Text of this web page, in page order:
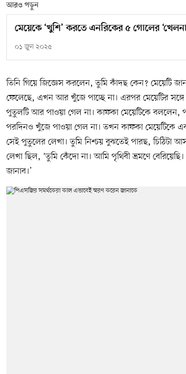
আরও পড়ুন
মেয়েকে ‘খুশি’ করতে এনরিকের ৫ গোলের
০১ জুন ২০২৫
তিনি গিয়ে জিজ্ঞেস করলেন, তুমি কাঁদছ কেন? মেয়েটি
ফেলেছে, এখন আর খুঁজে পাচ্ছে না। এরপর মেয়েটির
পুতুলটি আর পাওয়া গেল না। কাফকা মেয়েটিকে
পরদিনও খুঁজে পাওয়া গেল না। তখন কাফকা মেয়েটিকে
সেই পুতুলের লেখা। তুমি নিশ্চয় বুঝতেই পারছ, চিঠিটা
লেখা ছিল, ‘তুমি কেঁদো না। আমি পৃথিবী ভ্রমণে
জানাব।’